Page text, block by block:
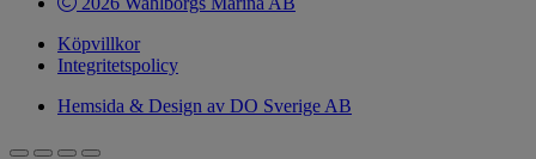
Köpvillkor
Integritetspolicy
Hemsida & Design av DO Sverige AB